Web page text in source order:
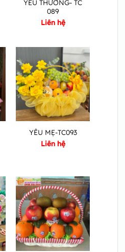
YÊU THƯƠNG- TC
089
Liên hệ
YÊU MẸ-TC093
Liên hệ